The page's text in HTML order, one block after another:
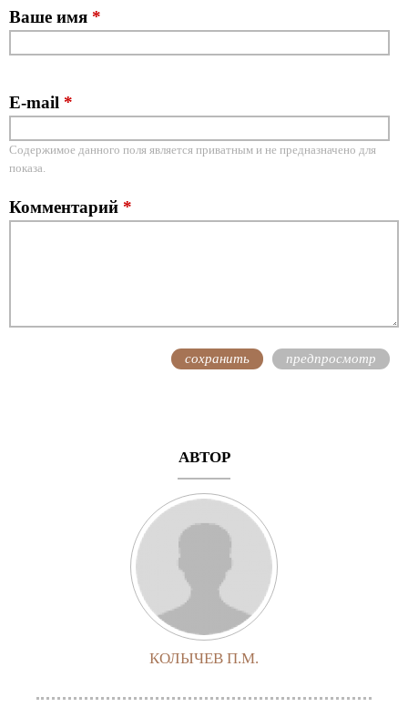
Ваше имя *
E-mail *
Содержимое данного поля является приватным и не предназначено для
показа.
Комментарий *
АВТОР
КОЛЫЧЕВ П.М.